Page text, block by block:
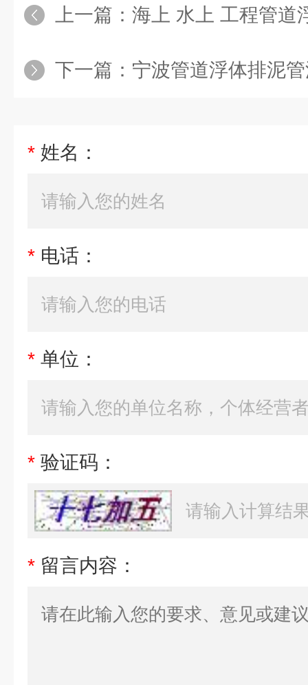
上一篇： 海上 水上 工程管道
下一篇： 宁波管道浮体排泥管
* 姓名：
* 电话：
* 单位：
* 验证码：
* 留言内容：